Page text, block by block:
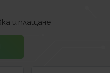
и плащане